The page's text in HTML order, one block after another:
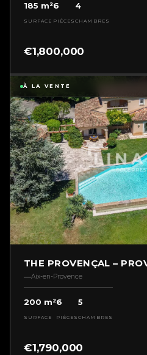
185 m²
SURFACE
6
PIÈCES
4
CHAMBRES
€1,800,000
À LA VENTE
Aix-en-Provence
200 m²
SURFACE
6
PIÈCES
5
CHAMBRES
€1,790,000